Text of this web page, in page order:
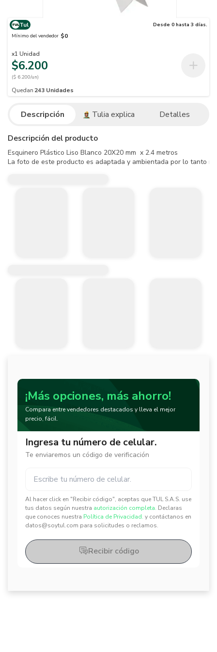
Tul
Desde 0 hasta 3 días.
Mínimo del vendedor $0
x1 Unidad
$6.200
($ 6.200/un)
Quedan 243 Unidades
Descripción Tulia explica Detalles
Descripción del producto
Esquinero Plástico Liso Blanco 20X20 mm  x 2.4 metros
La foto de este producto es adaptada y ambientada por lo tanto
¡Más opciones, más ahorro!
Compara entre vendedores destacados y lleva el mejor
precio, fácil.
Ingresa tu número de celular.
Te enviaremos un código de verificación
Al hacer click en "Recibir código", aceptas que TUL S.A.S. use
tus datos según nuestra autorización completa. Declaras
que conoces nuestra Política de Privacidad. y contáctanos en
datos@soytul.com para solicitudes o reclamos.
✕
✕
Recibir código